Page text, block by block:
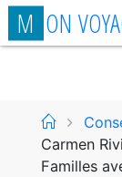
Aller
auM ON VOYA
Accueil
Carmen
Familles